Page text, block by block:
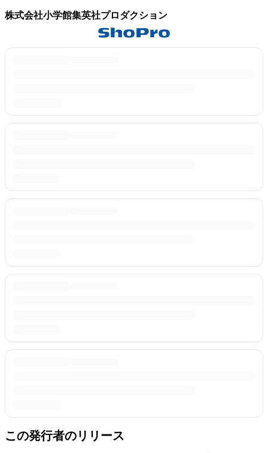
株式会社小学館集英社プロダクション
この発行者のリリース